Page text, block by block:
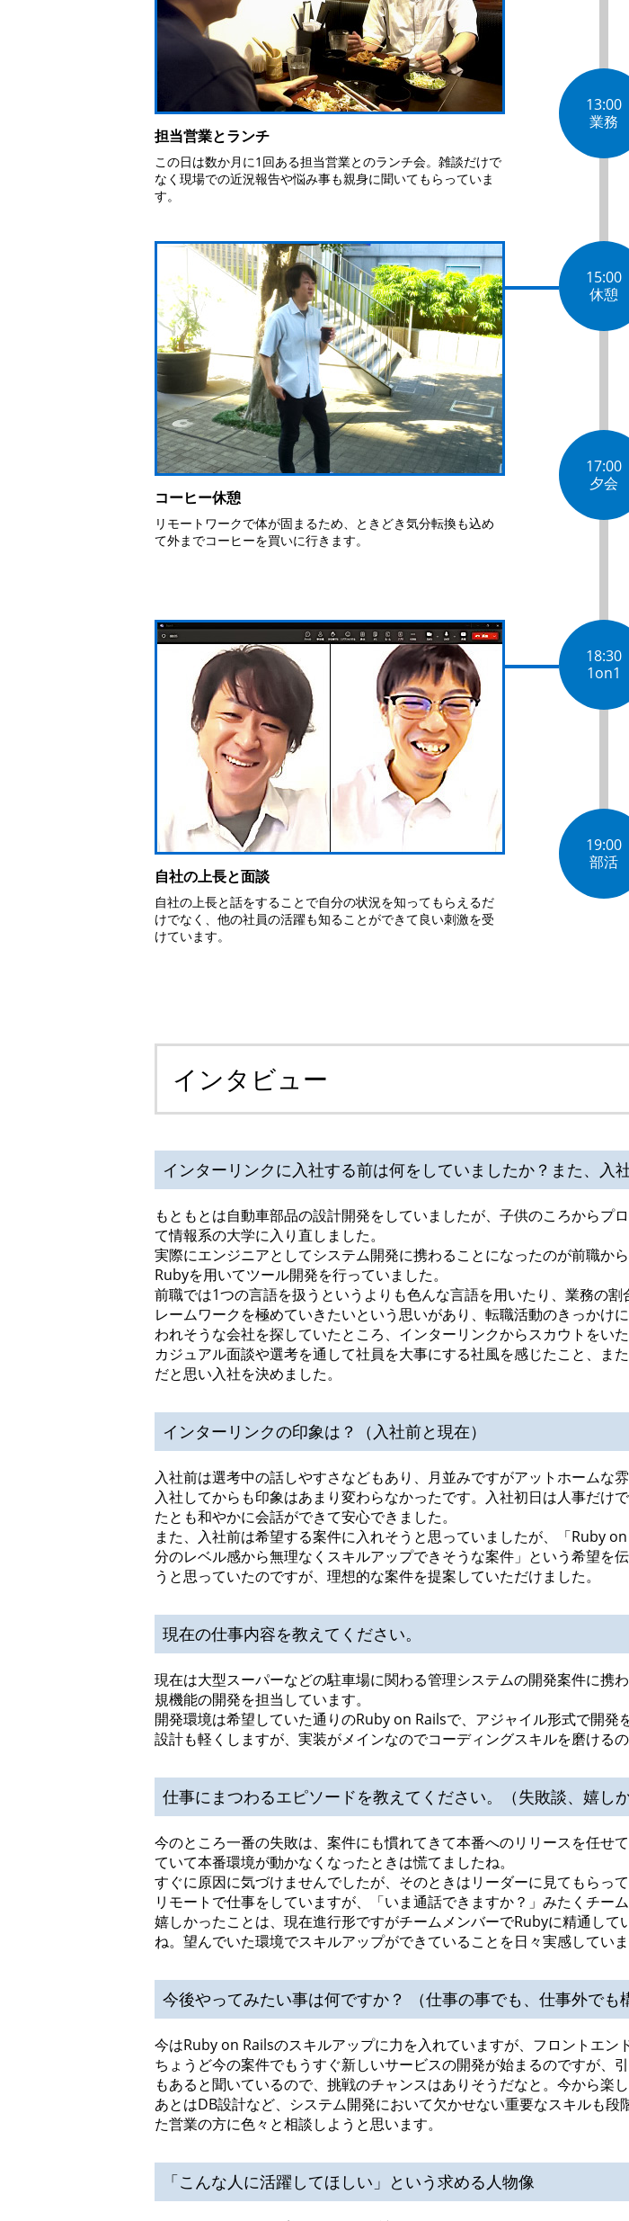
担当営業とランチ
この日は数か月に1回ある担当営業とのランチ会。雑談だけで
なく現場での近況報告や悩み事も親身に聞いてもらっていま
す。
13:00
業務
15:00
休憩
コーヒー休憩
リモートワークで体が固まるため、ときどき気分転換も込め
て外までコーヒーを買いに行きます。
17:00
夕会
18:30
1on1
自社の上長と面談
自社の上長と話をすることで自分の状況を知ってもらえるだ
けでなく、他の社員の活躍も知ることができて良い刺激を受
けています。
19:00
部活
インタビュー
インターリンクに入社する前は何をしていましたか？また、入
もともとは自動車部品の設計開発をしていましたが、子供のころからプ
て情報系の大学に入り直しました。
実際にエンジニアとしてシステム開発に携わることになったのが前職
Rubyを用いてツール開発を行っていました。
前職では1つの言語を扱うというよりも色んな言語を用いたり、業務の
レームワークを極めていきたいという思いがあり、転職活動のきっか
われそうな会社を探していたところ、インターリンクからスカウトをいた
カジュアル面談や選考を通して社員を大事にする社風を感じたこと、ま
だと思い入社を決めました。
インターリンクの印象は？（入社前と現在）
入社前は選考中の話しやすさなどもあり、月並みですがアットホームな
入社してからも印象はあまり変わらなかったです。入社初日は人事だけ
たとも和やかに会話ができて安心できました。
また、入社前は希望する案件に入れそうと思っていましたが、「Ruby
分のレベル感から無理なくスキルアップできそうな案件」という希望を
うと思っていたのですが、理想的な案件を提案していただけました。
現在の仕事内容を教えてください。
現在は大型スーパーなどの駐車場に関わる管理システムの開発案件に携
規機能の開発を担当しています。
開発環境は希望していた通りのRuby on Railsで、アジャイル形式で開発
設計も軽くしますが、実装がメインなのでコーディングスキルを磨ける
仕事にまつわるエピソードを教えてください。（失敗談、嬉しか
今のところ一番の失敗は、案件にも慣れてきて本番へのリリースを任せ
ていて本番環境が動かなくなったときは慌てましたね。
すぐに原因に気づけませんでしたが、そのときはリーダーに見てもらっ
リモートで仕事をしていますが、「いま通話できますか？」みたくチー
嬉しかったことは、現在進行形ですがチームメンバーでRubyに精通し
ね。望んでいた環境でスキルアップができていることを日々実感していま
今後やってみたい事は何ですか？ （仕事の事でも、仕事外でも
今はRuby on Railsのスキルアップに力を入れていますが、フロントエン
ちょうど今の案件でもうすぐ新しいサービスの開発が始まるのですが
もあると聞いているので、挑戦のチャンスはありそうだなと。今から楽し
あとはDB設計など、システム開発において欠かせない重要なスキルも
た営業の方に色々と相談しようと思います。
「こんな人に活躍してほしい」という求める人物像